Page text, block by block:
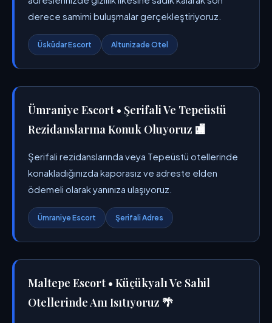
derece samimi buluşmalar gerçekleştiriyoruz.
Üsküdar Escort Altunizade Otel
Ümraniye Escort • Şerifali Ve Tepeüstü
Rezidanslarına Konuk Oluyoruz 🏬
Şerifali rezidanslarında veya Tepeüstü otellerinde
konakladığınızda kaporasız ve adreste elden
ödemeli olarak yanınıza ulaşıyoruz.
Ümraniye Escort Şerifali Adres
Maltepe Escort • Küçükyalı Ve Sahil
Otellerinde Anı Isıtıyoruz 🌴